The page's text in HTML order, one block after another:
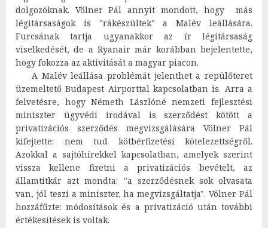
dolgozóknak. Völner Pál annyit mondott, hogy más
légitársaságok is "rákészültek" a Malév leállására.
Furcsának tartja ugyanakkor az ír légitársaság
viselkedését, de a Ryanair már korábban bejelentette,
hogy fokozza az aktivitását a magyar piacon.
A Malév leállása problémát jelenthet a repülőteret
üzemeltető Budapest Airporttal kapcsolatban is. Arra a
felvetésre, hogy Németh Lászlóné nemzeti fejlesztési
miniszter ügyvédi irodával is szerződést kötött a
privatizációs szerződés megvizsgálására Völner Pál
kifejtette: nem tud kötbérfizetési kötelezettségről.
Azokkal a sajtóhírekkel kapcsolatban, amelyek szerint
vissza kellene fizetni a privatizációs bevételt, az
államtitkár azt mondta: "a szerződésnek sok olvasata
van, jól teszi a miniszter, ha megvizsgáltatja". Völner Pál
hozzáfűzte: módosítások és a privatizáció után további
értékesítések is voltak.